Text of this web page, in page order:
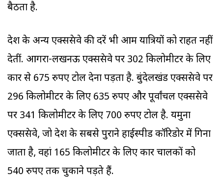
बैठता है.
प्रदेश के अन्य एक्सप्रेसवे की दरें भी आम यात्रियों को राहत नहीं
देतीं. आगरा-लखनऊ एक्सप्रेसवे पर 302 किलोमीटर के लिए
कार से 675 रुपए टोल देना पड़ता है. बुंदेलखंड एक्सप्रेसवे पर
296 किलोमीटर के लिए 635 रुपए और पूर्वांचल एक्सप्रेसवे
पर 341 किलोमीटर के लिए 700 रुपए टोल है. यमुना
एक्सप्रेसवे, जो देश के सबसे पुराने हाईस्पीड कॉरिडोर में गिना
जाता है, वहां 165 किलोमीटर के लिए कार चालकों को
540 रुपए तक चुकाने पड़ते हैं.